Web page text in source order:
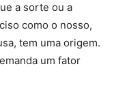
a sorte ou a
como o nosso,
tem uma origem.
um fator